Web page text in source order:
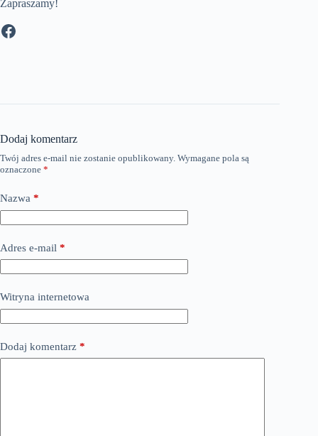
Zapraszamy!
Facebook
Dodaj komentarz
Twój adres e-mail nie zostanie opublikowany. Wymagane pola są
oznaczone *
Nazwa *
Adres e-mail *
Witryna internetowa
Dodaj komentarz *